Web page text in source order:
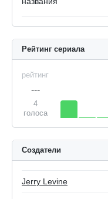
Рейтинг сериала
рейтинг
---
4
голоса
Создатели
Jerry Levine